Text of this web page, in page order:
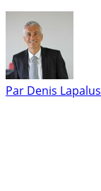
Par Denis Lapalus